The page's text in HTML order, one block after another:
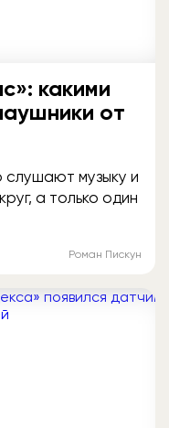
какими
от
слушают музыку и
а только один
Роман Пискун